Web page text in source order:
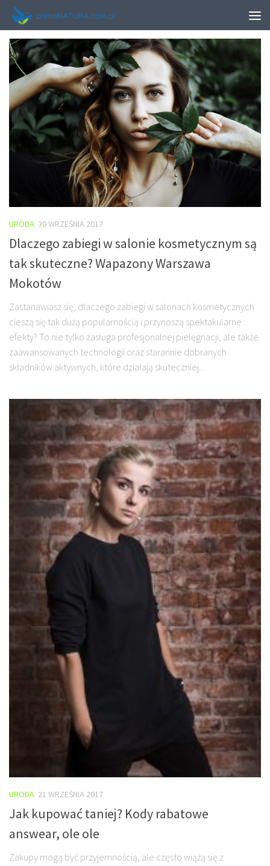
MONTHLY ARCHIVE:
URODA 30 WRZEŚNIA 2017
Dlaczego zabiegi w salonie kosmetycznym są
tak skuteczne? Wapazony Warszawa
Mokotów
Zastanawiasz się, dlaczego zabiegi w salonach kosmetycznych
cieszą się tak dużą popularnością i przynoszą spektakularne
efekty? To nie tylko zasługa profesjonalnej pielęgnacji, ale także
zaawansowanych technologii oraz starannie dobranych
składników aktywnych, które działają skuteczniej...
URODA 21 WRZEŚNIA 2017
Jak kupować taniej? Kody rabatowe
answear, ole ole
Zakupy mogą być przyjemnością, ale często wiążą się z